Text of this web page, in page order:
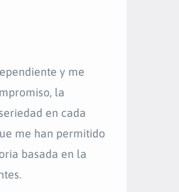
y me
la
en cada
me han permitido
basada en la